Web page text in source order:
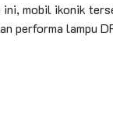
mobil ikonik
performa lampu